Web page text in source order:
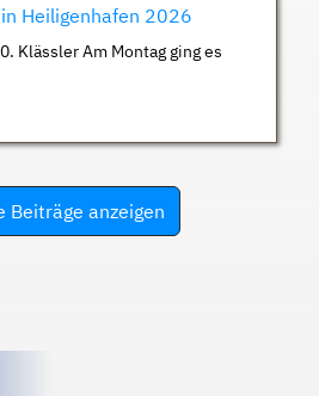
Heiligenhafen 2026
Klässler Am Montag ging es
Beiträge anzeigen